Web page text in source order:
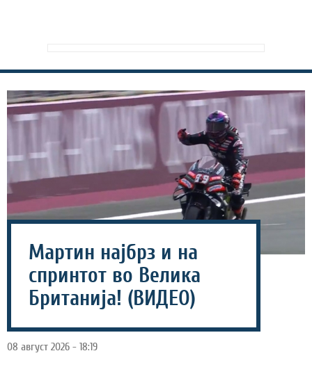
Мартин најбрз и на
спринтот во Велика
Британија! (ВИДЕО)
08 август 2026 - 18:19